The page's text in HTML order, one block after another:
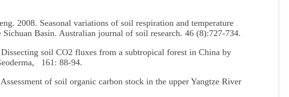
2008. Seasonal variations of soil respiration and temperature
Basin. Australian journal of soil research. 46 (8):727-734.
soil CO2 fluxes from a subtropical forest in China by
161: 88-94.
of soil organic carbon stock in the upper Yangtze River